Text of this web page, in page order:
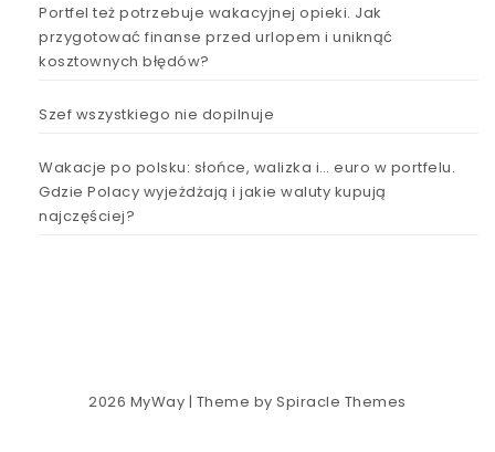
Portfel też potrzebuje wakacyjnej opieki. Jak
przygotować finanse przed urlopem i uniknąć
kosztownych błędów?
Szef wszystkiego nie dopilnuje
Wakacje po polsku: słońce, walizka i… euro w portfelu.
Gdzie Polacy wyjeżdżają i jakie waluty kupują
najczęściej?
2026 MyWay | Theme bySpiracle Themes